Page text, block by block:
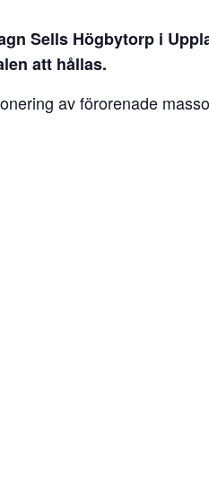
Sells Högbytorp i
att hållas.
av förorenade